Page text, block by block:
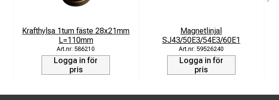
Krafthylsa 1tum fäste 28x21mm
L=110mm
586210
Logga in för
pris
Magnetlinjal
SJ43/50E3/54E3/60E1
59526240
Logga in för
pris